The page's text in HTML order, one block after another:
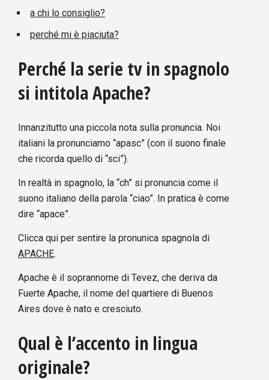
a chi lo consiglio?
perché mi è piaciuta?
Perché la serie tv in spagnolo
si intitola Apache?
Innanzitutto una piccola nota sulla pronuncia. Noi
italiani la pronunciamo “apasc” (con il suono finale
che ricorda quello di “sci”).
In realtà in spagnolo, la “ch” si pronuncia come il
suono italiano della parola “ciao”. In pratica è come
dire “apace”.
Clicca qui per sentire la pronunica spagnola di
APACHE.
Apache è il soprannome di Tevez, che deriva da
Fuerte Apache, il nome del quartiere di Buenos
Aires dove è nato e cresciuto.
Qual è l’accento in lingua
originale?